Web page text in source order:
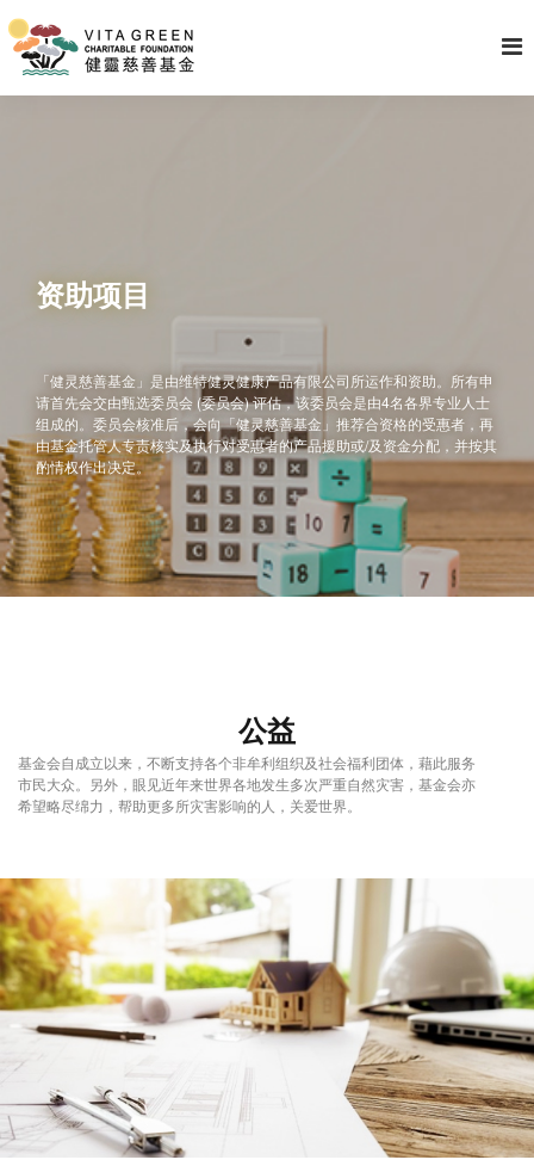
资助项目
「健灵慈善基金」是由维特健灵健康产品有限公司所运作和资助。所有申
请首先会交由甄选委员会 (委员会) 评估，该委员会是由4名各界专业人士
组成的。委员会核准后，会向「健灵慈善基金」推荐合资格的受惠者，再
由基金托管人专责核实及执行对受惠者的产品援助或/及资金分配，并按其
酌情权作出决定。
公益
基金会自成立以来，不断支持各个非牟利组织及社会福利团体，藉此服务
市民大众。另外，眼见近年来世界各地发生多次严重自然灾害，基金会亦
希望略尽绵力，帮助更多所灾害影响的人，关爱世界。